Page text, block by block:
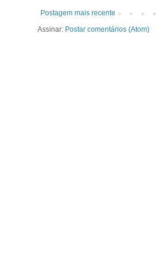
Postagem mais recente
Assinar: Postar comentários (Atom)